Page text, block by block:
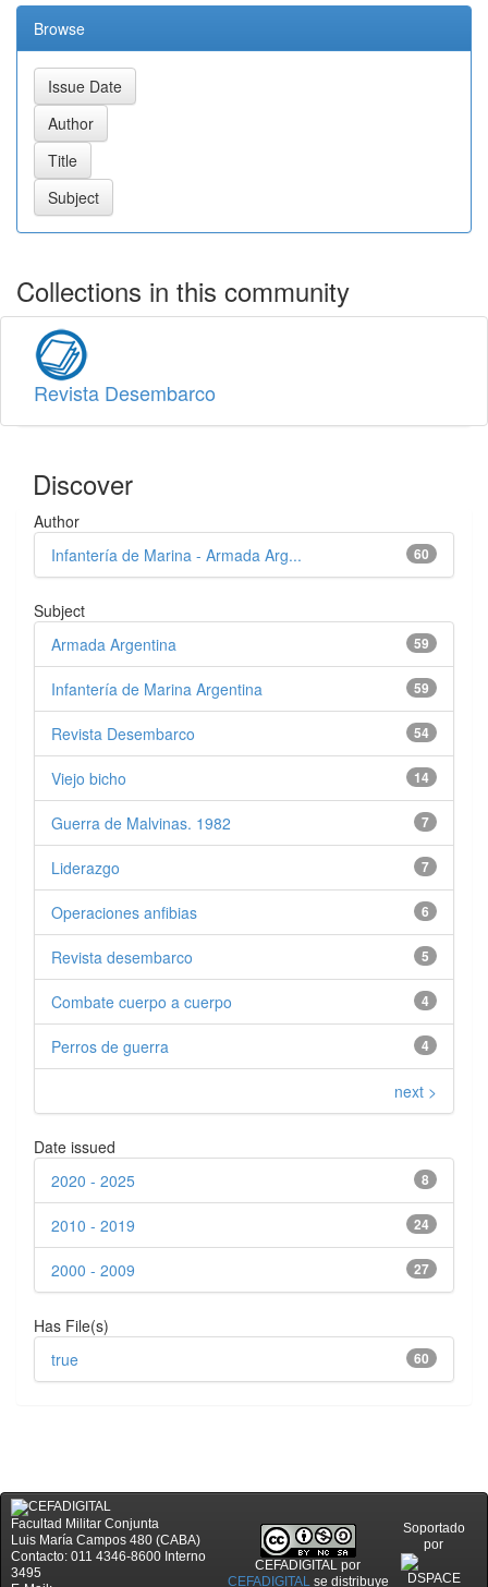
Browse
Collections in this community
Revista Desembarco
Discover
Author
60
Infantería de Marina - Armada Arg...
Subject
59
Armada Argentina
59
Infantería de Marina Argentina
54
Revista Desembarco
14
Viejo bicho
7
Guerra de Malvinas. 1982
7
Liderazgo
6
Operaciones anfibias
5
Revista desembarco
4
Combate cuerpo a cuerpo
4
Perros de guerra
next >
Date issued
8
2020 - 2025
24
2010 - 2019
27
2000 - 2009
Has File(s)
60
true
Facultad Militar Conjunta
Luis María Campos 480 (CABA)
Contacto: 011 4346-8600 Interno
3495
CEFADIGITAL por
CEFADIGITAL se distribuye
Soportado
por